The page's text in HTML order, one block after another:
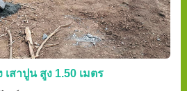
เสาปูน สูง 1.50 เมตร